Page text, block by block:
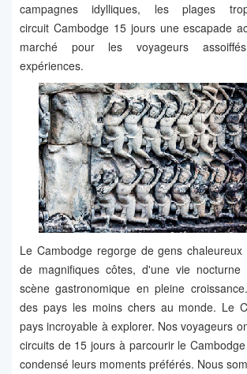
campagnes idylliques, les plages
circuit Cambodge 15 jours une escapade
marché pour les voyageurs
expériences.
Le Cambodge regorge de gens chaleureux
de magnifiques côtes, d'une vie
scène gastronomique en pleine
des pays les moins chers au monde. Le
pays incroyable à explorer. Nos voyageurs
circuits de 15 jours à parcourir le
condensé leurs moments préférés. Nous